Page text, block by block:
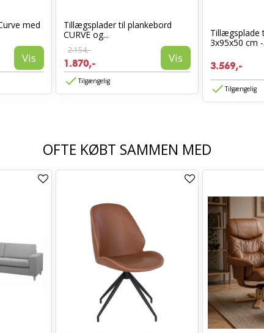
med
Vis
Tillægsplader til plankebord
CURVE og...
2.154,-
1.870,- Vis
Tilgængelig
Tillægsplade
3x95x50 cm -
3.569,-
Tilgængelig
OFTE KØBT SAMMEN MED